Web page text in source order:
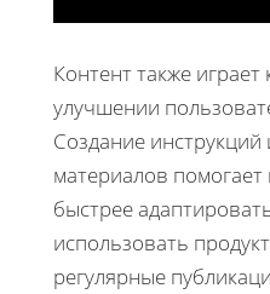
Контент также
улучшении
Создание
материалов
быстрее
использовать
регулярные